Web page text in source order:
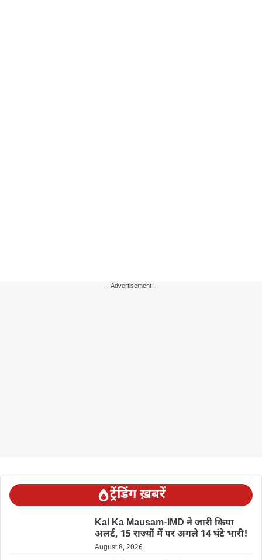
---Advertisement---
ट्रेंडिंग ख़बरें
Kal Ka Mausam-IMD ने जारी किया
अलर्ट, 15 राज्यों में पर अगले 14 घंटे भारी!
August 8, 2026